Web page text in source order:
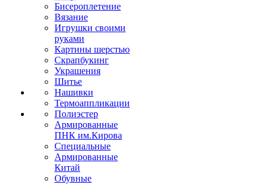
Бисероплетение
Вязание
Игрушки своими
руками
Картины шерстью
Скрапбукинг
Украшения
Шитье
Нашивки
Термоаппликации
Полиэстер
Армированные
ПНК им.Кирова
Специальные
Армированные
Китай
Обувные